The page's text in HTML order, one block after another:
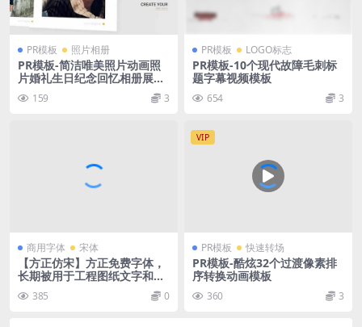
PR模板 照片相册
PR模板-简洁唯美照片动画照
片婚礼生日纪念回忆相册展示
模板159 3
PR模板 LOGO标志
PR模板-10个现代故障毛刺标
题字幕视频模板
654 3
商用字体 宋体
【方正仿宋】方正免费字体，
长期被用于工程图纸文字和书
385 0
VIP
PR模板 快速转场
PR模板-酷炫32个过渡像素排
序转换动画模板
360 3